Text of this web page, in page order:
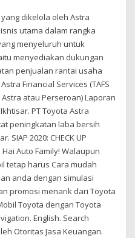
dikelola oleh Astra
utama dalam rangka
menyeluruh untuk
menyediakan dukungan
penjualan rantai usaha
Financial Services (TAFS
atau Perseroan) Laporan
PT Toyota Astra
peningkatan laba bersih
SIAP 2020: CHECK UP
Hai Auto Family! Walaupun
tetap harus Cara mudah
anda dengan simulasi
promosi menarik dari Toyota
Toyota dengan Toyota
English. Search
Otoritas Jasa Keuangan.